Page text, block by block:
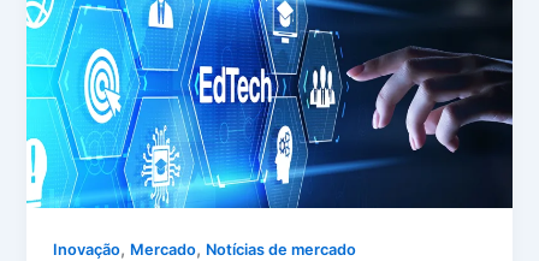
Inovação, Mercado, Notícias de mercado